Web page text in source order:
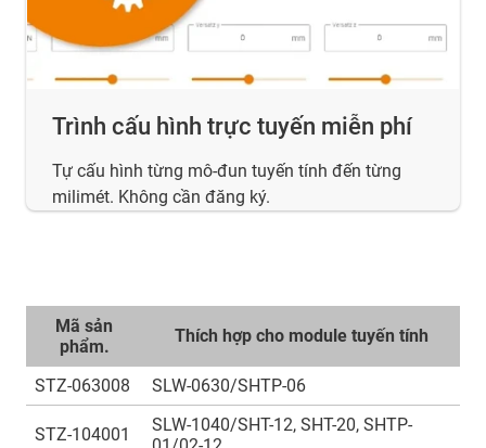
Trình cấu hình trực tuyến miễn phí
Tự cấu hình từng mô-đun tuyến tính đến từng
milimét. Không cần đăng ký.
Mã sản
phẩm.
Thích hợp cho module tuyến tính
STZ-063008 SLW-0630/SHTP-06
STZ-104001
SLW-1040/SHT-12, SHT-20, SHTP-